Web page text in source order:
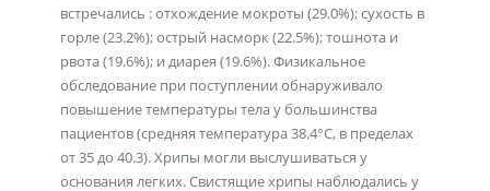
встречались : отхождение мокроты (29.0%); сухость в
горле (23.2%); острый насморк (22.5%); тошнота и
рвота (19.6%); и диарея (19.6%). Физикальное
обследование при поступлении обнаруживало
повышение температуры тела у большинства
пациентов (средняя температура 38.4°C, в пределах
от 35 до 40.3). Хрипы могли выслушиваться у
основания легких. Свистящие хрипы наблюдались у